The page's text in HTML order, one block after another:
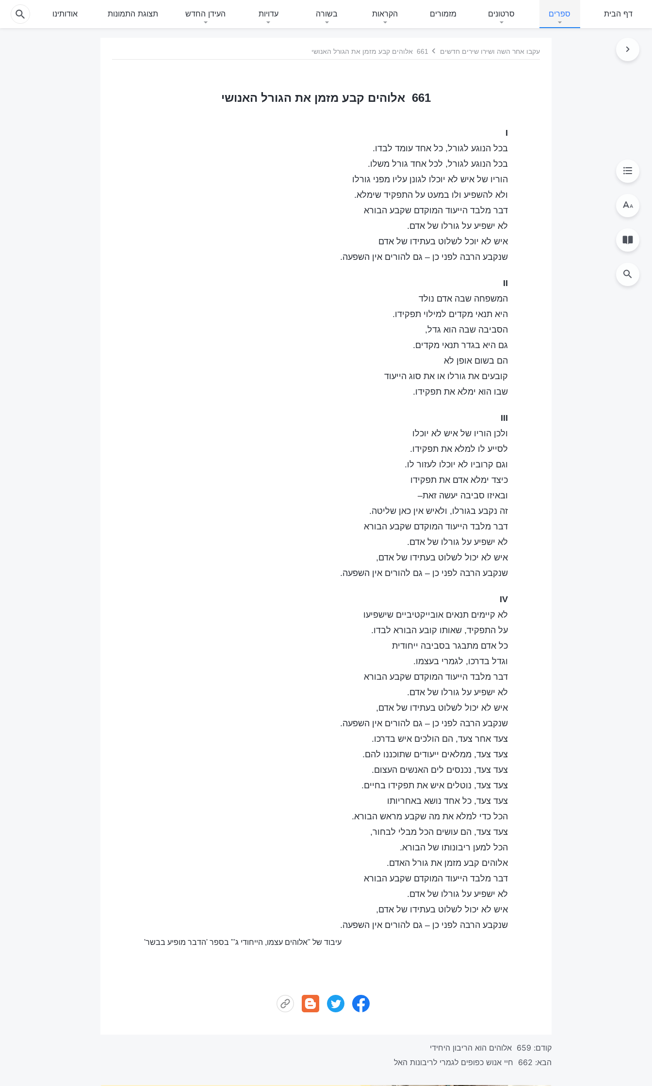
דף הבית ספרים סרטונים מזמורים הקראות בשורה עדויות העידן החדש תצוגת התמונות אודותינו
עקבו אחר השה ושירו שירים חדשים 661 אלוהים קבע מזמן את הגורל האנושי
661 אלוהים קבע מזמן את הגורל האנושי
I
בכל הנוגע לגורל, כל אחד עומד לבדו.
בכל הנוגע לגורל, לכל אחד גורל משלו.
הוריו של איש לא יוכלו לגונן עליו מפני גורלו
ולא להשפיע ולו במעט על התפקיד שימלא.
דבר מלבד הייעוד המוקדם שקבע הבורא
לא ישפיע על גורלו של אדם.
איש לא יוכל לשלוט בעתידו של אדם
שנקבע הרבה לפני כן – גם להורים אין השפעה.
II
המשפחה שבה אדם נולד
היא תנאי מקדים למילוי תפקידו.
הסביבה שבה הוא גדל,
גם היא בגדר תנאי מקדים.
הם בשום אופן לא
קובעים את גורלו או את סוג הייעוד
שבו הוא ימלא את תפקידו.
III
ולכן הוריו של איש לא יוכלו
לסייע לו למלא את תפקידו.
וגם קרוביו לא יוכלו לעזור לו.
כיצד ימלא אדם את תפקידו
ובאיזו סביבה יעשה זאת–
זה נקבע בגורלו, ולאיש אין כאן שליטה.
דבר מלבד הייעוד המוקדם שקבע הבורא
לא ישפיע על גורלו של אדם.
איש לא יכול לשלוט בעתידו של אדם,
שנקבע הרבה לפני כן – גם להורים אין השפעה.
IV
לא קיימים תנאים אובייקטיביים שישפיעו
על התפקיד, שאותו קובע הבורא לבדו.
כל אדם מתבגר בסביבה ייחודית
וגדל בדרכו, לגמרי בעצמו.
דבר מלבד הייעוד המוקדם שקבע הבורא
לא ישפיע על גורלו של אדם.
איש לא יכול לשלוט בעתידו של אדם,
שנקבע הרבה לפני כן – גם להורים אין השפעה.
צעד אחר צעד, הם הולכים איש בדרכו.
צעד צעד, ממלאים ייעודים שתוכננו להם.
צעד צעד, נכנסים לים האנשים העצום.
צעד צעד, נוטלים איש את תפקידו בחיים.
צעד צעד, כל אחד נושא באחריותו
הכל כדי למלא את מה שקבע מראש הבורא.
צעד צעד, הם עושים הכל מבלי לבחור,
הכל למען ריבונותו של הבורא.
אלוהים קבע מזמן את גורל האדם.
דבר מלבד הייעוד המוקדם שקבע הבורא
לא ישפיע על גורלו של אדם.
איש לא יכול לשלוט בעתידו של אדם,
שנקבע הרבה לפני כן – גם להורים אין השפעה.
עיבוד של "אלוהים עצמו, הייחודי ג'" בספר 'הדבר מופיע בבשר'
קודם: 659 אלוהים הוא הריבון היחידי
הבא: 662 חיי אנוש כפופים לגמרי לריבונות האל